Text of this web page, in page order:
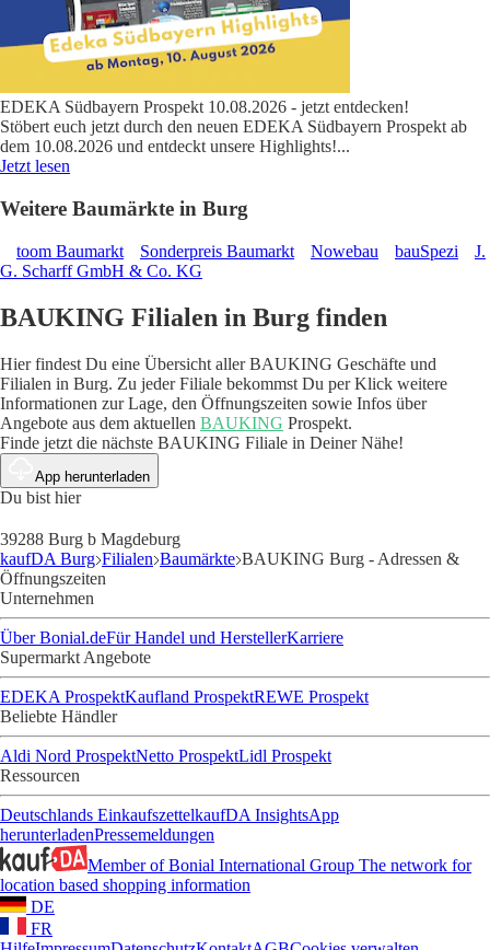
EDEKA Südbayern Prospekt 10.08.2026 - jetzt entdecken!
Stöbert euch jetzt durch den neuen EDEKA Südbayern Prospekt ab
dem 10.08.2026 und entdeckt unsere Highlights!...
Jetzt lesen
Weitere Baumärkte in Burg
toom Baumarkt Sonderpreis Baumarkt Nowebau bauSpezi
J.
G. Scharff GmbH & Co. KG
BAUKING Filialen in Burg finden
Hier findest Du eine Übersicht aller BAUKING Geschäfte und
Filialen in Burg. Zu jeder Filiale bekommst Du per Klick weitere
Informationen zur Lage, den Öffnungszeiten sowie Infos über
Angebote aus dem aktuellen BAUKING Prospekt.
Finde jetzt die nächste BAUKING Filiale in Deiner Nähe!
App herunterladen
Du bist hier
39288 Burg b Magdeburg
kaufDA Burg Filialen Baumärkte BAUKING Burg - Adressen &
Öffnungszeiten
Unternehmen
Über Bonial.deFür Handel und HerstellerKarriere
Supermarkt Angebote
EDEKA ProspektKaufland ProspektREWE Prospekt
Beliebte Händler
Aldi Nord ProspektNetto ProspektLidl Prospekt
Ressourcen
Deutschlands EinkaufszettelkaufDA InsightsApp
herunterladenPressemeldungen
Member of Bonial International Group The network for
location based shopping information
DE
FR